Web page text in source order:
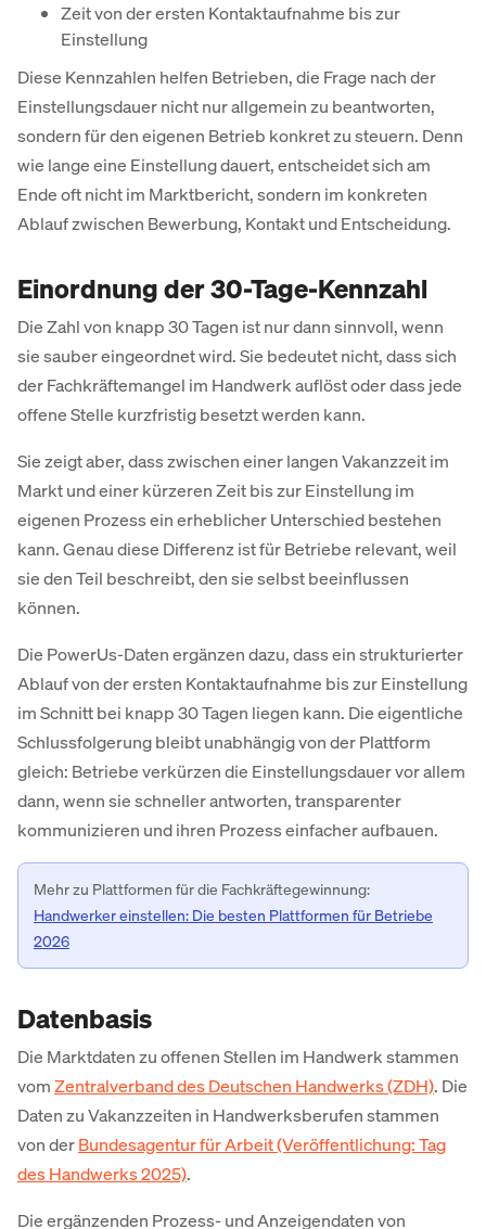
Zeit von der ersten Kontaktaufnahme bis zur
Einstellung
Diese Kennzahlen helfen Betrieben, die Frage nach der
Einstellungsdauer nicht nur allgemein zu beantworten,
sondern für den eigenen Betrieb konkret zu steuern. Denn
wie lange eine Einstellung dauert, entscheidet sich am
Ende oft nicht im Marktbericht, sondern im konkreten
Ablauf zwischen Bewerbung, Kontakt und Entscheidung.
Einordnung der 30-Tage-Kennzahl
Die Zahl von knapp 30 Tagen ist nur dann sinnvoll, wenn
sie sauber eingeordnet wird. Sie bedeutet nicht, dass sich
der Fachkräftemangel im Handwerk auflöst oder dass jede
offene Stelle kurzfristig besetzt werden kann.
Sie zeigt aber, dass zwischen einer langen Vakanzzeit im
Markt und einer kürzeren Zeit bis zur Einstellung im
eigenen Prozess ein erheblicher Unterschied bestehen
kann. Genau diese Differenz ist für Betriebe relevant, weil
sie den Teil beschreibt, den sie selbst beeinflussen
können.
Die PowerUs-Daten ergänzen dazu, dass ein strukturierter
Ablauf von der ersten Kontaktaufnahme bis zur Einstellung
im Schnitt bei knapp 30 Tagen liegen kann. Die eigentliche
Schlussfolgerung bleibt unabhängig von der Plattform
gleich: Betriebe verkürzen die Einstellungsdauer vor allem
dann, wenn sie schneller antworten, transparenter
kommunizieren und ihren Prozess einfacher aufbauen.
Mehr zu Plattformen für die Fachkräftegewinnung:
Handwerker einstellen: Die besten Plattformen für Betriebe
2026
Datenbasis
Die Marktdaten zu offenen Stellen im Handwerk stammen
vomZentralverband des Deutschen Handwerks (ZDH). Die
Daten zu Vakanzzeiten in Handwerksberufen stammen
von derBundesagentur für Arbeit (Veröffentlichung: Tag
des Handwerks 2025).
Die ergänzenden Prozess- und Anzeigendaten von